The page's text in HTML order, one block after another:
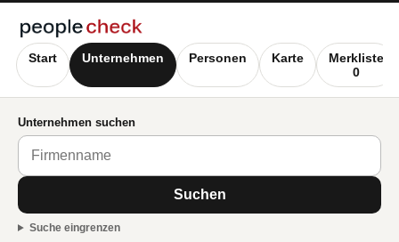
Start Unternehmen Personen Karte
Merkliste
0
Unternehmen suchen
Suchen
Suche eingrenzen